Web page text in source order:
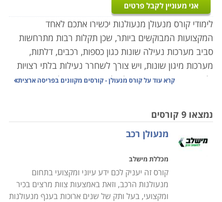
אני מעוניין לקבל פרטים
לימודי קורס מנעולן מנעולנות יכשירו אתכם לאחד
המקצועות המבוקשים ביותר, שכן תקלות רבות מתרחשות
סביב מערכות נעילה שונות כגון כספות, רכבים, דלתות,
מערכות מיגון שונות, ויש צורך לשחרר נעילות בלתי רצויות
ולשחרר מפתחות, תוך יכולת לאבחן את התקלה באופן מהיר,
רבים מאתנו נתקלים בבעיה המוכרת של דלת שלא ניתן
לנעול אותה בשל מפתח שנשבר בתוך המנעול או רכב
שננעל בשל מפתח שנשכח בתוך הרכב או הלך לאיבוד ואין
במקרה זה ברירה אלא להזמין איש מקצוע מנוסה שיוכל
בתוך מספר דקות למצוא את הדרך לפרוץ את המערכת
ולאפשר הפעלה תקינה.
קרא עוד עלקורס מנעולן - קורסים מקוונים בפריסה ארצית
נמצאו 9 קורסים
מנעולן רכב
מכללת מישלב
קורס זה יעניק לכם ידע עיוני ומקצועי בתחום
מנעולנות הרכב, וזאת באמצעות צוות מרצים בכיר
ומקצועי, בעל ותק של שנים ארוכות בענף מנעולנות